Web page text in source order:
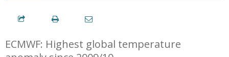
ECMWF: Highest global temperature